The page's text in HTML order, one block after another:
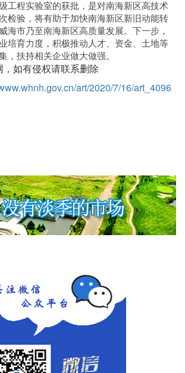
工程实验室的获批，是对南海新区高技术
检验，将有助于加快南海新区新旧动能转
海市乃至南海新区高质量发展。下一步，
培育力度，积极推动人才、资金、土地等
，扶持相关企业做大做强。
如有侵权请联系删除
art/2020/7/16/art_4096